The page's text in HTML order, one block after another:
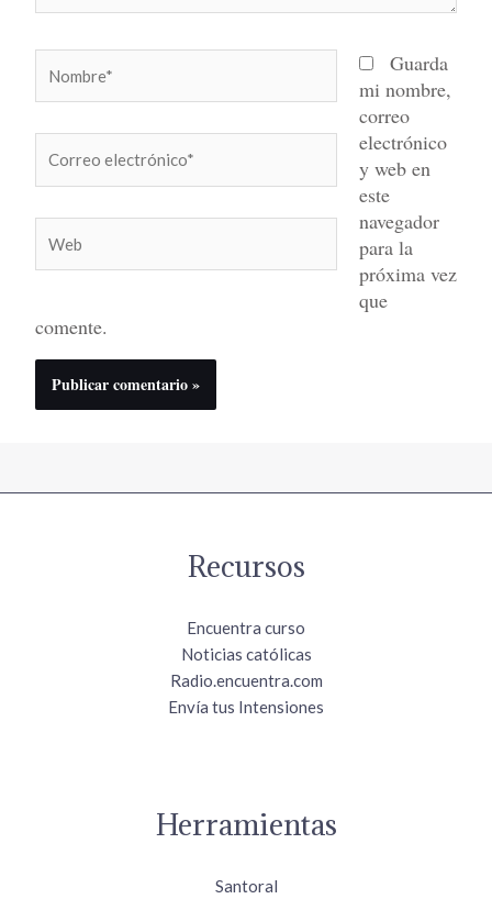
electrónico*
Guarda
mi nombre,
correo
electrónico
y web en
este
navegador
para la
próxima vez
que
comente.
Recursos
Encuentra curso
Noticias católicas
Radio.encuentra.com
Envía tus Intensiones
Herramientas
Santoral